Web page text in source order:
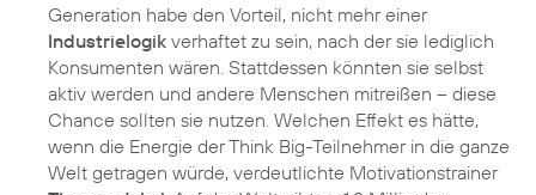
Generation habe den Vorteil, nicht mehr einer
Industrielogik verhaftet zu sein, nach der sie lediglich
Konsumenten wären. Stattdessen könnten sie selbst
aktiv werden und andere Menschen mitreißen – diese
Chance sollten sie nutzen. Welchen Effekt es hätte,
wenn die Energie der Think Big-Teilnehmer in die ganze
Welt getragen würde, verdeutlichte Motivationstrainer